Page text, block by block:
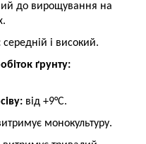
до вирощування на
середній і високий.
ґрунту:
від +9°С.
монокультуру.